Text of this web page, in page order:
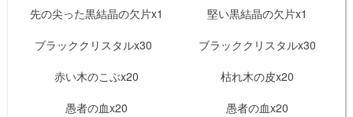
先の尖った黒結晶の欠片x1
ブラッククリスタルx30
赤い木のこぶx20
愚者の血x20
堅い黒結晶の欠片x1
ブラッククリスタルx30
枯れ木の皮x20
愚者の血x20